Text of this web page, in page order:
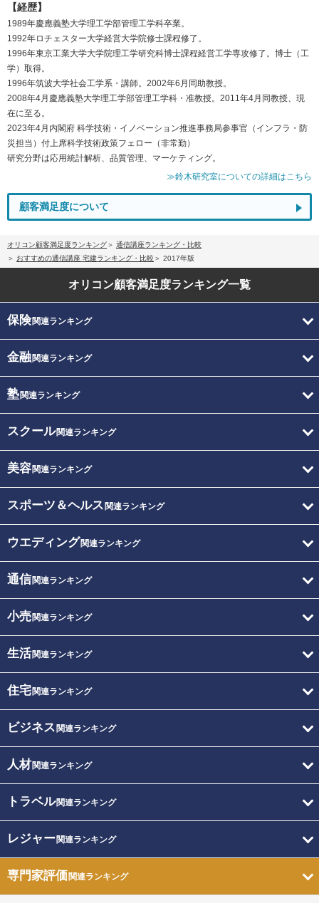
【経歴】
1989年慶應義塾大学理工学部管理工学科卒業。
1992年ロチェスター大学経営大学院修士課程修了。
1996年東京工業大学大学院理工学研究科博士課程経営工学専攻修了。博士（工
学）取得。
1996年筑波大学社会工学系・講師。2002年6月同助教授。
2008年4月慶應義塾大学理工学部管理工学科・准教授。2011年4月同教授、現
在に至る。
2023年4月内閣府 科学技術・イノベーション推進事務局参事官（インフラ・防
災担当）付上席科学技術政策フェロー（非常勤）
研究分野は応用統計解析、品質管理、マーケティング。
≫鈴木研究室についての詳細はこちら
顧客満足度について
オリコン顧客満足度ランキング
通信講座ランキング・比較
おすすめの通信講座 宅建ランキング・比較
2017年版
オリコン顧客満足度ランキング一覧
保険関連ランキング
金融関連ランキング
塾関連ランキング
スクール関連ランキング
美容関連ランキング
スポーツ＆ヘルス 関連ランキング
ウエディング関連ランキング
通信関連ランキング
小売関連ランキング
生活関連ランキング
住宅関連ランキング
ビジネス 関連ランキング
人材関連ランキング
トラベル関連ランキング
レジャー関連ランキング
専門家評価関連ランキング